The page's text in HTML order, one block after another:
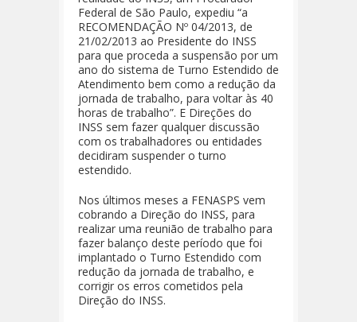
Federal de São Paulo, expediu “a
RECOMENDAÇÃO Nº 04/2013, de
21/02/2013 ao Presidente do INSS
para que proceda a suspensão por um
ano do sistema de Turno Estendido de
Atendimento bem como a redução da
jornada de trabalho, para voltar às 40
horas de trabalho”. E Direções do
INSS sem fazer qualquer discussão
com os trabalhadores ou entidades
decidiram suspender o turno
estendido.
Nos últimos meses a FENASPS vem
cobrando a Direção do INSS, para
realizar uma reunião de trabalho para
fazer balanço deste período que foi
implantado o Turno Estendido com
redução da jornada de trabalho, e
corrigir os erros cometidos pela
Direção do INSS.